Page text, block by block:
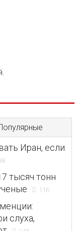
Иран, если
тысяч тонн
116
слуха,